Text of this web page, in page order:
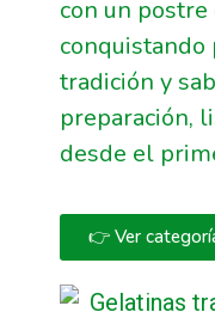
con un postre
conquistando
tradición y
preparación,
desde el
👉 Ver